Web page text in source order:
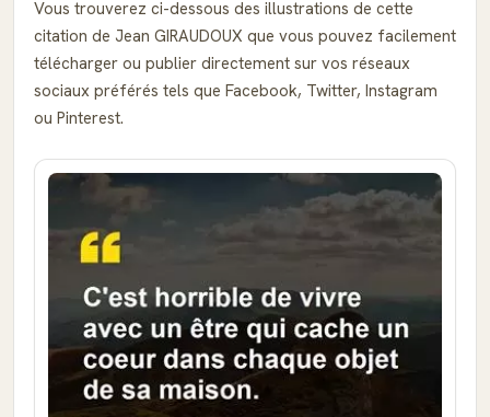
Vous trouverez ci-dessous des illustrations de cette
citation de Jean GIRAUDOUX que vous pouvez facilement
télécharger ou publier directement sur vos réseaux
sociaux préférés tels que Facebook, Twitter, Instagram
ou Pinterest.